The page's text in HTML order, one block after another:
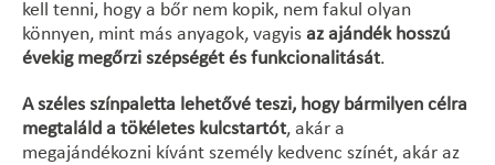
kell tenni, hogy a bőr nem kopik, nem fakul olyan
könnyen, mint más anyagok, vagyis az ajándék hosszú
évekig megőrzi szépségét és funkcionalitását.
A széles színpaletta lehetővé teszi, hogy bármilyen célra
megtaláld a tökéletes kulcstartót, akár a
megajándékozni kívánt személy kedvenc színét, akár az